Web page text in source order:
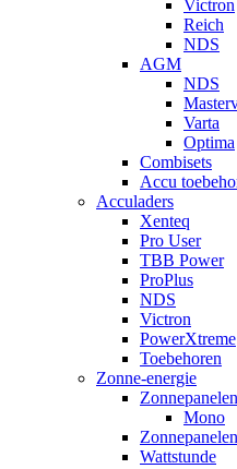
Victron
Reich
NDS
AGM
NDS
Varta
Optima
Combisets
Accu
Acculaders
Xenteq
Pro User
TBB Power
ProPlus
NDS
Victron
PowerXtreme
Toebehoren
Zonne-energie
Mono
Wattstunde